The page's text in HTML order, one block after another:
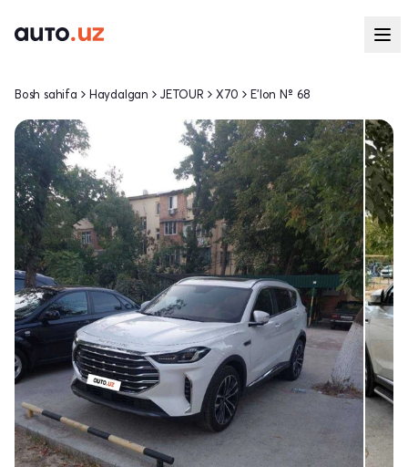
Bosh sahifa Haydalgan JETOUR X70 E'lon № 68